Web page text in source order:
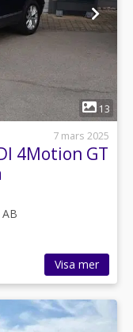
13
7 mars 2025
4Motion GT
Visa mer